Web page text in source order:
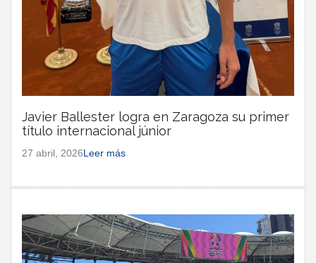
Javier Ballester logra en Zaragoza su primer
título internacional júnior
27 abril, 2026Leer más